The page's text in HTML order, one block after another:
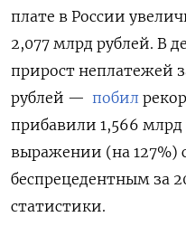
плате в России
2,077 млрд рублей. В
прирост неплатежей
рублей — побил
прибавили 1,566
выражении (на 127%)
беспрецедентным за
статистики.